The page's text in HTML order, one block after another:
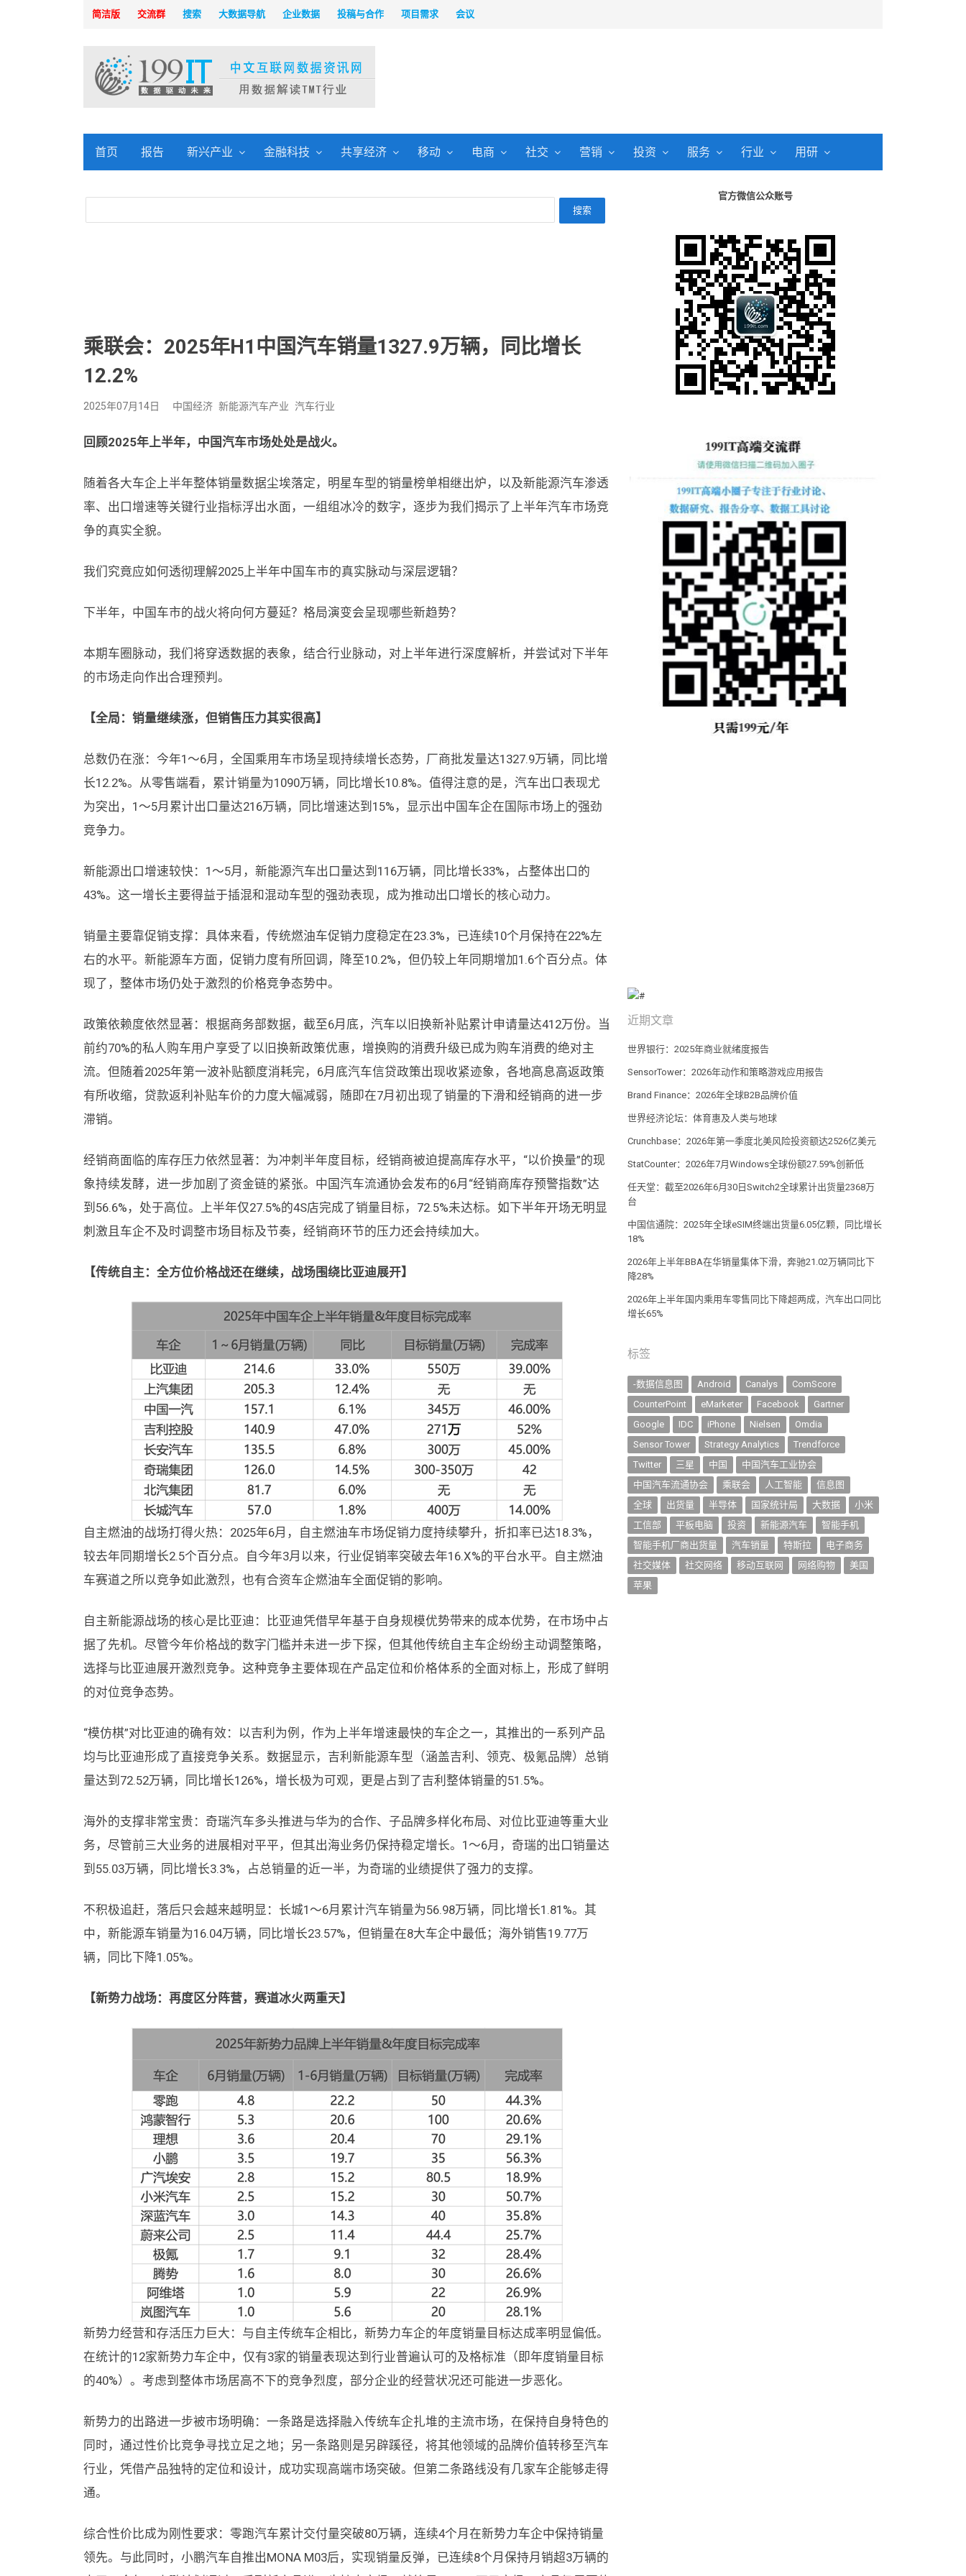
简洁版 交流群 搜索 大数据导航 企业数据 投稿与合作 项目需求 会议
首页 报告 新兴产业 金融科技 共享经济 移动 电商 社交 营销 投资 服务 行业 用研
乘联会：2025年H1中国汽车销量1327.9万辆，同比增长
12.2%
2025年07月14日 中国经济 新能源汽车产业 汽车行业
回顾2025年上半年，中国汽车市场处处是战火。
随着各大车企上半年整体销量数据尘埃落定，明星车型的销量榜单相继出炉，以及新能源汽车渗透
率、出口增速等关键行业指标浮出水面，一组组冰冷的数字，逐步为我们揭示了上半年汽车市场竞
争的真实全貌。
我们究竟应如何透彻理解2025上半年中国车市的真实脉动与深层逻辑？
下半年，中国车市的战火将向何方蔓延？格局演变会呈现哪些新趋势？
本期车圈脉动，我们将穿透数据的表象，结合行业脉动，对上半年进行深度解析，并尝试对下半年
的市场走向作出合理预判。
【全局：销量继续涨，但销售压力其实很高】
总数仍在涨：今年1～6月，全国乘用车市场呈现持续增长态势，厂商批发量达1327.9万辆，同比增
长12.2%。从零售端看，累计销量为1090万辆，同比增长10.8%。值得注意的是，汽车出口表现尤
为突出，1～5月累计出口量达216万辆，同比增速达到15%，显示出中国车企在国际市场上的强劲
竞争力。
新能源出口增速较快：1～5月，新能源汽车出口量达到116万辆，同比增长33%，占整体出口的
43%。这一增长主要得益于插混和混动车型的强劲表现，成为推动出口增长的核心动力。
销量主要靠促销支撑：具体来看，传统燃油车促销力度稳定在23.3%，已连续10个月保持在22%左
右的水平。新能源车方面，促销力度有所回调，降至10.2%，但仍较上年同期增加1.6个百分点。体
现了，整体市场仍处于激烈的价格竞争态势中。
政策依赖度依然显著：根据商务部数据，截至6月底，汽车以旧换新补贴累计申请量达412万份。当
前约70%的私人购车用户享受了以旧换新政策优惠，增换购的消费升级已成为购车消费的绝对主
流。但随着2025年第一波补贴额度消耗完，6月底汽车信贷政策出现收紧迹象，各地高息高返政策
有所收缩，贷款返利补贴车价的力度大幅减弱，随即在7月初出现了销量的下滑和经销商的进一步
滞销。
经销商面临的库存压力依然显著：为冲刺半年度目标，经销商被迫提高库存水平，“以价换量”的现
象持续发酵，进一步加剧了资金链的紧张。中国汽车流通协会发布的6月“经销商库存预警指数”达
到56.6%，处于高位。上半年仅27.5%的4S店完成了销量目标，72.5%未达标。如下半年开场无明显
刺激且车企不及时调整市场目标及节奏，经销商环节的压力还会持续加大。
【传统自主：全方位价格战还在继续，战场围绕比亚迪展开】
自主燃油的战场打得火热：2025年6月，自主燃油车市场促销力度持续攀升，折扣率已达18.3%，
较去年同期增长2.5个百分点。自今年3月以来，行业促销率突破去年16.X%的平台水平。自主燃油
车赛道之所以竞争如此激烈，也有合资车企燃油车全面促销的影响。
自主新能源战场的核心是比亚迪：比亚迪凭借早年基于自身规模优势带来的成本优势，在市场中占
据了先机。尽管今年价格战的数字门槛并未进一步下探，但其他传统自主车企纷纷主动调整策略，
选择与比亚迪展开激烈竞争。这种竞争主要体现在产品定位和价格体系的全面对标上，形成了鲜明
的对位竞争态势。
“模仿棋”对比亚迪的确有效：以吉利为例，作为上半年增速最快的车企之一，其推出的一系列产品
均与比亚迪形成了直接竞争关系。数据显示，吉利新能源车型（涵盖吉利、领克、极氪品牌）总销
量达到72.52万辆，同比增长126%，增长极为可观，更是占到了吉利整体销量的51.5%。
海外的支撑非常宝贵：奇瑞汽车多头推进与华为的合作、子品牌多样化布局、对位比亚迪等重大业
务，尽管前三大业务的进展相对平平，但其出海业务仍保持稳定增长。1～6月，奇瑞的出口销量达
到55.03万辆，同比增长3.3%，占总销量的近一半，为奇瑞的业绩提供了强力的支撑。
不积极追赶，落后只会越来越明显：长城1～6月累计汽车销量为56.98万辆，同比增长1.81%。其
中，新能源车销量为16.04万辆，同比增长23.57%，但销量在8大车企中最低；海外销售19.77万
辆，同比下降1.05%。
【新势力战场：再度区分阵营，赛道冰火两重天】
新势力经营和存活压力巨大：与自主传统车企相比，新势力车企的年度销量目标达成率明显偏低。
在统计的12家新势力车企中，仅有3家的销量表现达到行业普遍认可的及格标准（即年度销量目标
的40%）。考虑到整体市场居高不下的竞争烈度，部分企业的经营状况还可能进一步恶化。
新势力的出路进一步被市场明确：一条路是选择融入传统车企扎堆的主流市场，在保持自身特色的
同时，通过性价比竞争寻找立足之地；另一条路则是另辟蹊径，将其他领域的品牌价值转移至汽车
行业，凭借产品独特的定位和设计，成功实现高端市场突破。但第二条路线没有几家车企能够走得
通。
综合性价比成为刚性要求：零跑汽车累计交付量突破80万辆，连续4个月在新势力车企中保持销量
领先。与此同时，小鹏汽车自推出MONA M03后，实现销量反弹，已连续8个月保持月销超3万辆的
官方微信公众账号
近期文章
世界银行：2025年商业就绪度报告
SensorTower：2026年动作和策略游戏应用报告
Brand Finance：2026年全球B2B品牌价值
世界经济论坛：体育惠及人类与地球
Crunchbase：2026年第一季度北美风险投资额达2526亿美元
StatCounter：2026年7月Windows全球份额27.59%创新低
任天堂：截至2026年6月30日Switch2全球累计出货量2368万
台
中国信通院：2025年全球eSIM终端出货量6.05亿颗，同比增长
18%
2026年上半年BBA在华销量集体下滑，奔驰21.02万辆同比下
降28%
2026年上半年国内乘用车零售同比下降超两成，汽车出口同比
增长65%
标签
-数据信息图 Android Canalys
ComScore
CounterPoint
eMarketer Facebook
Gartner
Google
IDC iPhone Nielsen
Omdia
Sensor Tower
Strategy Analytics
Trendforce
Twitter
三星 中国
中国汽车工业协会
中国汽车流通协会
乘联会 人工智能
信息图
全球
出货量 半导体 国家统计局 大数据
小米
工信部
平板电脑 投资 新能源汽车
智能手机
智能手机厂商出货量
汽车销量 特斯拉
电子商务
社交媒体
社交网络 移动互联网 网络购物
美国
苹果